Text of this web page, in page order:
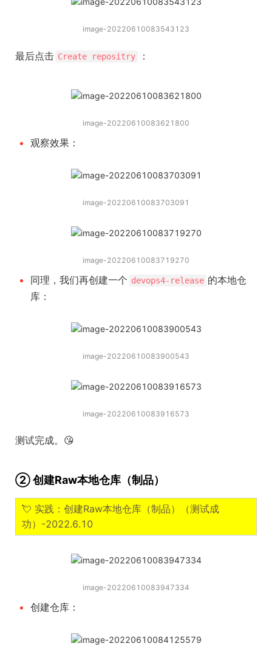
image-20220610083543123
最后点击 Create repositry ：
image-20220610083621800
观察效果：
image-20220610083703091
image-20220610083719270
同理，我们再创建一个 devops4-release 的本地仓
库：
image-20220610083900543
image-20220610083916573
测试完成。😘
② 创建Raw本地仓库（制品）
💘 实践：创建Raw本地仓库（制品）（测试成
功）-2022.6.10
image-20220610083947334
创建仓库：